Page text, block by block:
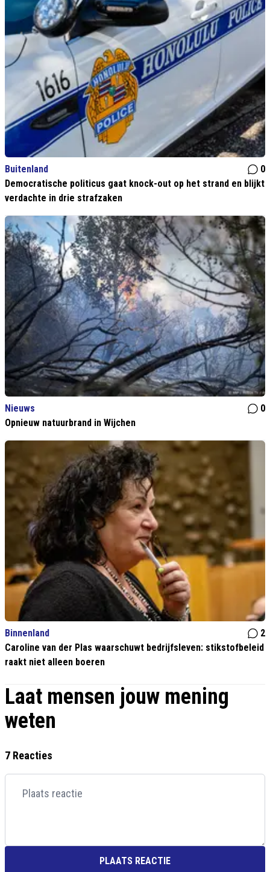
Buitenland
0
Democratische politicus gaat knock-out op het strand en blijkt
verdachte in drie strafzaken
Nieuws
0
Opnieuw natuurbrand in Wijchen
Binnenland
2
Caroline van der Plas waarschuwt bedrijfsleven: stikstofbeleid
raakt niet alleen boeren
Laat mensen jouw mening
weten
7 Reacties
PLAATS REACTIE